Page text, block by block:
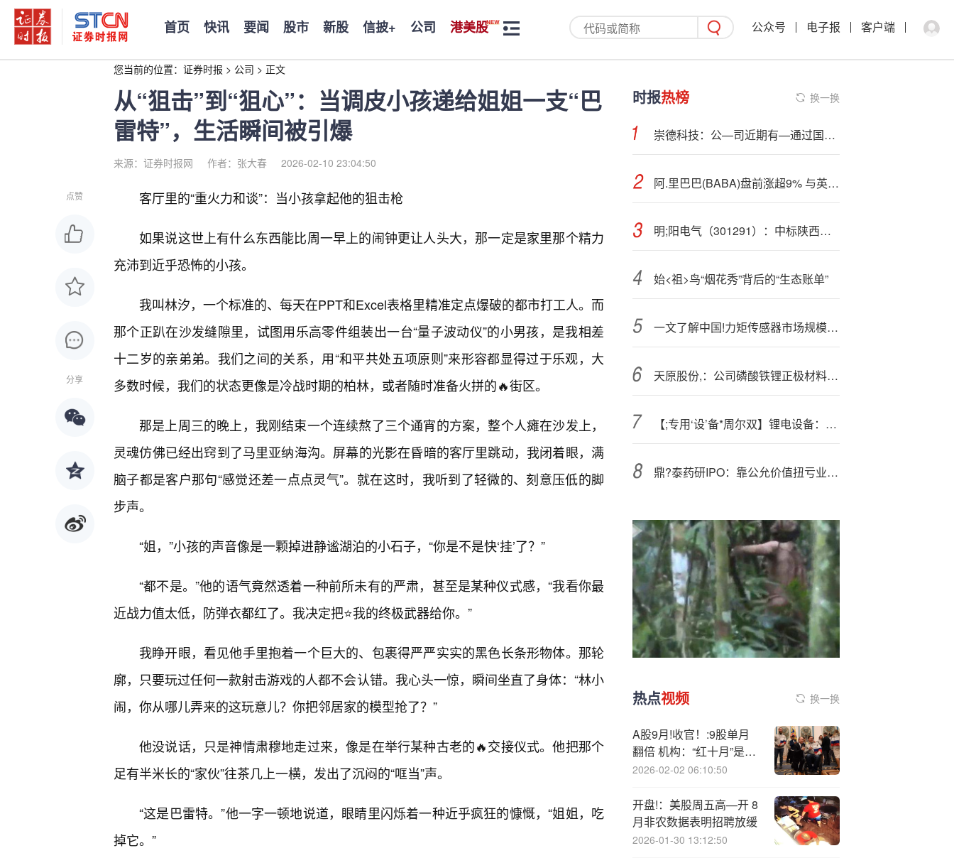
首页 快讯 要闻 股市 新股 信披+ 公司 港美股 公众号 电子报 客户端
您当前的位置： 证券时报 > 公司 > 正文
从“狙击”到“狙心”：当调皮小孩递给姐姐一支“巴
雷特”，生活瞬间被引爆
来源：证券时报网 作者：张大春 2026-02-10 23:04:50
点赞
分享
客厅里的“重火力和谈”：当小孩拿起他的狙击枪
如果说这世上有什么东西能比周一早上的闹钟更让人头大，那一定是家里那个精力
充沛到近乎恐怖的小孩。
我叫林汐，一个标准的、每天在PPT和Excel表格里精准定点爆破的都市打工人。而
那个正趴在沙发缝隙里，试图用乐高零件组装出一台“量子波动仪”的小男孩，是我相差
十二岁的亲弟弟。我们之间的关系，用“和平共处五项原则”来形容都显得过于乐观，大
多数时候，我们的状态更像是冷战时期的柏林，或者随时准备火拼的🔥街区。
那是上周三的晚上，我刚结束一个连续熬了三个通宵的方案，整个人瘫在沙发上，
灵魂仿佛已经出窍到了马里亚纳海沟。屏幕的光影在昏暗的客厅里跳动，我闭着眼，满
脑子都是客户那句“感觉还差一点点灵气”。就在这时，我听到了轻微的、刻意压低的脚
步声。
“姐，”小孩的声音像是一颗掉进静谧湖泊的小石子，“你是不是快‘挂’了？”
“都不是。”他的语气竟然透着一种前所未有的严肃，甚至是某种仪式感，“我看你最
近战力值太低，防弹衣都红了。我决定把⭐我的终极武器给你。”
我睁开眼，看见他手里抱着一个巨大的、包裹得严严实实的黑色长条形物体。那轮
廓，只要玩过任何一款射击游戏的人都不会认错。我心头一惊，瞬间坐直了身体：“林小
闹，你从哪儿弄来的这玩意儿？你把邻居家的模型抢了？”
他没说话，只是神情肃穆地走过来，像是在举行某种古老的🔥交接仪式。他把那个
足有半米长的“家伙”往茶几上一横，发出了沉闷的“哐当”声。
“这是巴雷特。”他一字一顿地说道，眼睛里闪烁着一种近乎疯狂的慷慨，“姐姐，吃
掉它。”
时报热榜 换一换
崇德科技：公—司近期有—通过国际风电齿轮箱头部企业 VDA 6.3 过程审核
阿.里巴巴(BABA)盘前涨超9% 与英伟达(NVDA)开展Physical AI合作
明;阳电气（301291）：中标陕西省煤炭物资供应公司采购项目，中标金额为1936.30万元
始<祖>鸟“烟花秀”背后的“生态账单”
一文了解中国!力矩传感器市场规模、产业链图谱及市场全景分析（智研咨询发布）
天原股份,：公司磷酸铁锂正极材料一期产线2024年9月实现批量供货
【;专用‘设’备*周尔双】锂电设备：出口管制不等于禁止出口，看好头部设备商规范出海
鼎?泰药研IPO：靠公允价值扭亏业绩可持续性存疑 对赌协议压身估值两年增近13倍
热点视频 换一换
A股9月!收官！:9股单月
翻倍 机构：“红十月”是大
概率事件
2026-02-02 06:10:50
开盘!：美股周五高—开 8
月非农数据表明招聘放缓
2026-01-30 13:12:50